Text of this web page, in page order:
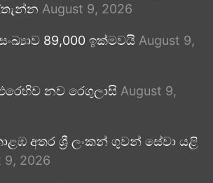
August 9, 2026
89,000 ඉක්මවයි August 9,
නව රෙගුලාසි August 9,
අතර ශ්‍රී ලංකන් ගුවන් සේවා යළි
9, 2026